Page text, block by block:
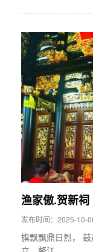
渔家傲.贺新祠
发布时间：2025-10-
旗飘飘鼎日烈，